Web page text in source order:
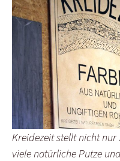
Kreidezeit stellt nicht nur
viele natürliche Putze